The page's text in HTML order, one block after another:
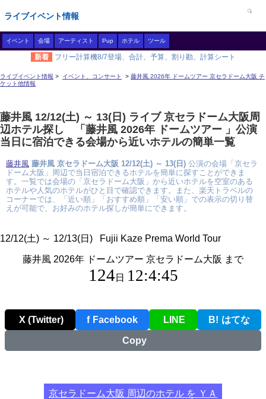
ライブイベント情報
イベント 会場 アーティスト Pup ホテル ツール
新着 フリー計算機8/7登場、合計、予算、割り勘、計算シート
ライブイベント情報 > イベント、コンサート > 藤井風 2026年 ドームツアー 京セラドーム大阪 チ
ケット他情報
藤井風 12/12(土) ～ 13(日) ライブ 京セラドーム大阪周
辺ホテル探し 「藤井風 2026年 ドームツアー 」公演
当日に宿泊できる会場から近いホテルの簡単一覧
藤井風 藤井風 京セラドーム大阪 12/12(土) ～ 13(日) 公演の会場「京セラ
ドーム大阪」周辺で当日宿泊できるホテルを簡単に探すことができま
す。一覧では会場の「京セラドーム大阪」から近いホテルを空室のある
ホテルや人気のホテルがひと目で確認できます。また、楽天トラベルの
コーナーでは、「近い順」「おすすめ順」「安い順」での表示の切り替
えが可能で、お好みのホテル探しが簡単にできます。
12/12(土) ～ 12/13(日) Fujii Kaze Prema World Tour
藤井風 2026年 ドームツアー 京セラドーム大阪 まで
124 日 12:4:44
X (Twitter) f Facebook LINE B! はてな
Copy
京セラドーム大阪 周辺のホテル を ＹＡ